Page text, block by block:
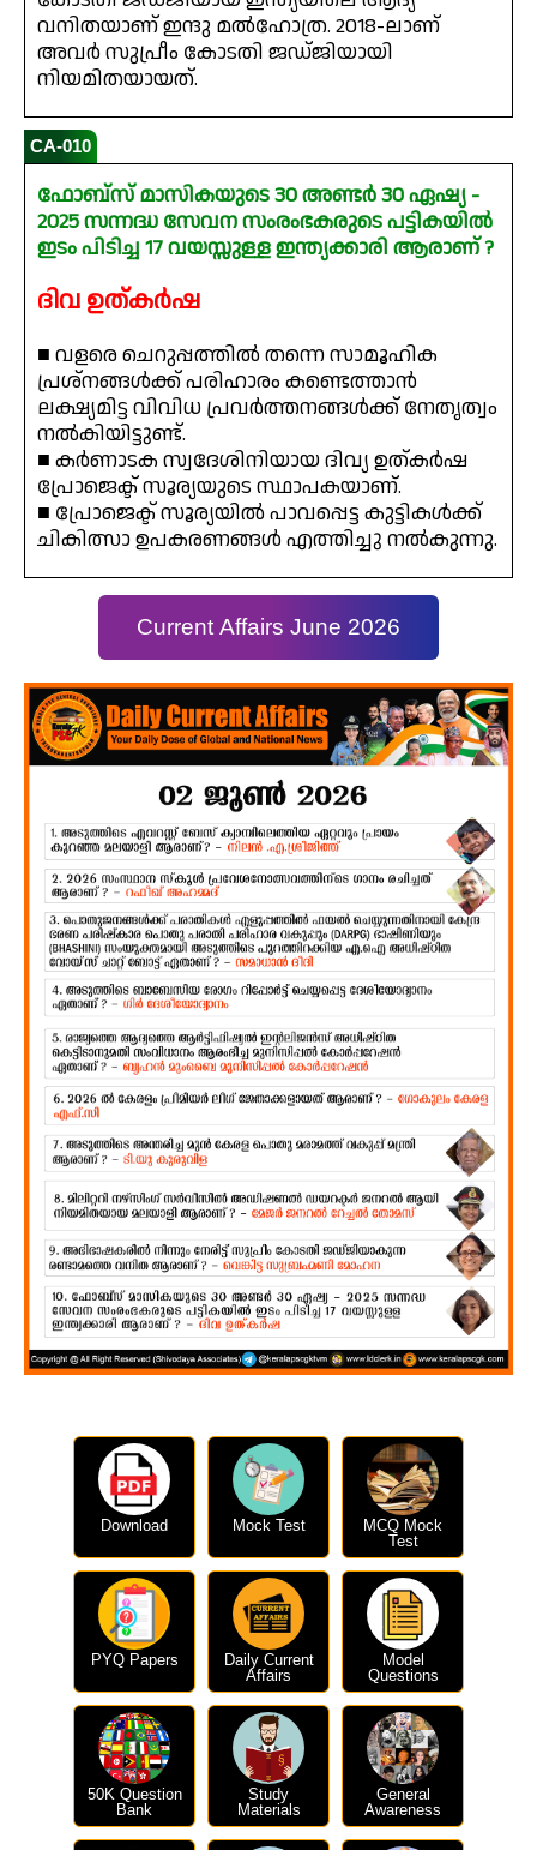
വനിതയാണ് ഇന്ദു മൽഹോത്ര. 2018-ലാണ്
അവർ സുപ്രീം കോടതി ജഡ്ജിയായി
നിയമിതയായത്.
CA-010
ഫോബ്‌സ് മാസികയുടെ 30 അണ്ടർ 30 ഏഷ്യ -
2025 സന്നദ്ധ സേവന സംരംഭകരുടെ പട്ടികയിൽ
ഇടം പിടിച്ച 17 വയസ്സുള്ള ഇന്ത്യക്കാരി ആരാണ് ?
ദിവ ഉത്കർഷ
■ വളരെ ചെറുപ്പത്തിൽ തന്നെ സാമൂഹിക
പ്രശ്നങ്ങൾക്ക് പരിഹാരം കണ്ടെത്താൻ
ലക്ഷ്യമിട്ട വിവിധ പ്രവർത്തനങ്ങൾക്ക് നേതൃത്വം
നൽകിയിട്ടുണ്ട്.
■ കർണാടക സ്വദേശിനിയായ ദിവ്യ ഉത്കർഷ
പ്രോജെക്ട് സൂര്യയുടെ സ്ഥാപകയാണ്.
■ പ്രോജെക്ട് സൂര്യയിൽ പാവപ്പെട്ട കുട്ടികൾക്ക്
ചികിത്സാ ഉപകരണങ്ങൾ എത്തിച്ചു നൽകുന്നു.
Current Affairs June 2026
Download Mock Test
MCQ Mock
Test
PYQ Papers
Daily Current
Affairs
Model
Questions
50K Question
Bank
Study
Materials
General
Awareness